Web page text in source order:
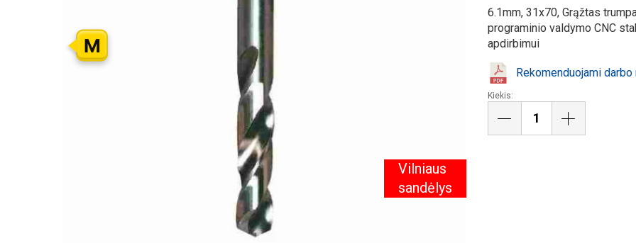
M
Vilniaus
sandėlys
6.1mm, 31x70, Grąžtas
programinio valdymo CNC
apdirbimui
Rekomenduojami darbo
Kiekis: